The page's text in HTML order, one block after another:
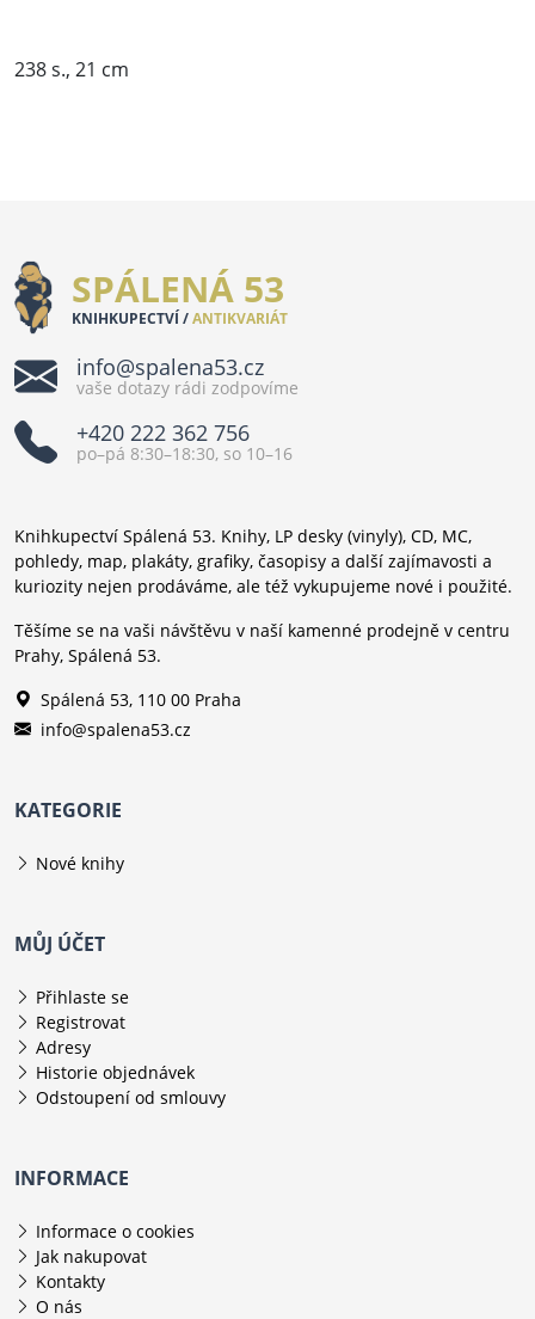
238 s., 21 cm
SPÁLENÁ 53
KNIHKUPECTVÍ /ANTIKVARIÁT
info@spalena53.cz
vaše dotazy rádi zodpovíme
+420 222 362 756
po–pá 8:30–18:30, so 10–16
Knihkupectví Spálená 53. Knihy, LP desky (vinyly), CD, MC,
pohledy, map, plakáty, grafiky, časopisy a další zajímavosti a
kuriozity nejen prodáváme, ale též vykupujeme nové i použité.
Těšíme se na vaši návštěvu v naší kamenné prodejně v centru
Prahy, Spálená 53.
Spálená 53, 110 00 Praha
info@spalena53.cz
KATEGORIE
Nové knihy
MŮJ ÚČET
Přihlaste se
Registrovat
Adresy
Historie objednávek
Odstoupení od smlouvy
INFORMACE
Informace o cookies
Jak nakupovat
Kontakty
O nás